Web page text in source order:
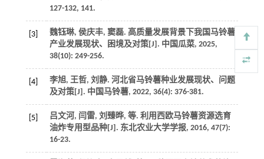
127-132, 141.
[3]
魏钰琳, 侯庆丰, 窦磊. 高质量发展背景下我国马铃薯
产业发展现状、困境及对策[J]. 中国瓜菜, 2025,
38(10): 249-256.
[4]
李旭, 王哲, 刘静. 河北省马铃薯种业发展现状、问题
及对策[J]. 中国马铃薯, 2022, 36(4): 376-381.
[5] 吕文河, 闫雷, 刘臻晔, 等. 利用西欧马铃薯资源选育
油炸专用型品种[J]. 东北农业大学学报, 2016, 47(7):
16-23.